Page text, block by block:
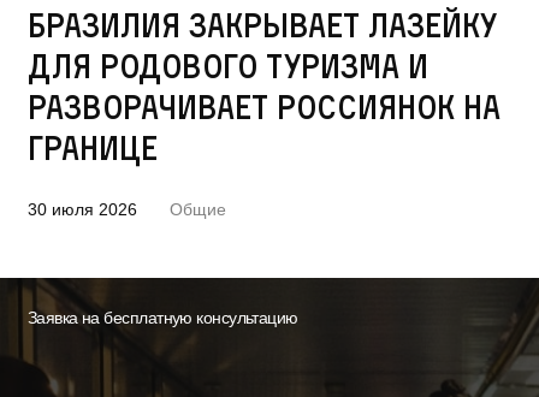
Бразилия закрывает лазейку
для родового туризма и
разворачивает россиянок на
границе
30 июля 2026 Общие
Заявка на бесплатную консультацию